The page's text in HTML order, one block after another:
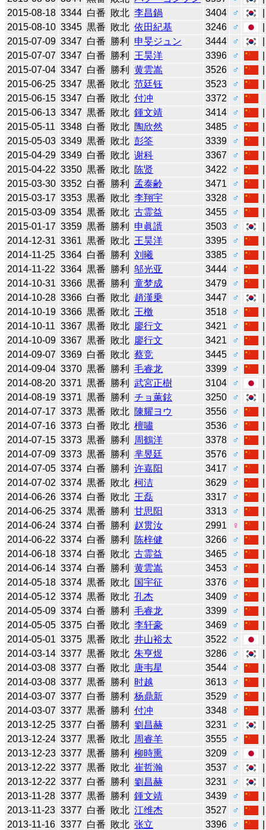
2015-08-18 3344 白番 敗北 李昌鍋 3404 ♂
2015-08-10 3345 黒番 敗北 依田紀基 3246 ♂
2015-07-09 3347 白番 勝利 申旻ジュン 3444 ♂
2015-07-07 3347 白番 勝利 王昊洋 3396 ♂
2015-07-04 3347 白番 勝利 黄雲嵩 3526 ♂
2015-06-25 3347 黒番 敗北 范廷钰 3523 ♂
2015-06-15 3347 白番 敗北 付冲 3372
♂
2015-06-13 3347 黒番 敗北 鍾文靖 3414 ♂
2015-05-11 3348 白番 敗北 陶欣然 3485 ♂
2015-05-03 3349 黒番 敗北 彭筌 3339 ♂
2015-04-29 3349 白番 敗北 谢科 3367 ♂
2015-04-22 3350 黒番 敗北 陈贤 3422 ♂
2015-03-30 3352 白番 勝利 孟泰齢 3471 ♂
2015-03-17 3353 黒番 敗北 李翔宇 3328 ♂
2015-03-09 3354 黒番 敗北 古霊益 3455 ♂
2015-01-17 3359 黒番 勝利 申眞諝 3503 ♂
2014-12-31 3361 黒番 敗北 王昊洋 3395 ♂
2014-11-25 3364 白番 勝利 刘曦 3385 ♂
2014-11-22 3364 黒番 勝利 邬光亚 3444 ♂
2014-10-31 3366 黒番 勝利 童梦成 3479 ♂
2014-10-28 3366 白番 敗北 趙漢乗 3447 ♂
2014-10-19 3366 黒番 敗北 王檄 3518 ♂
2014-10-11 3367 黒番 敗北 廖行文 3421 ♂
2014-10-09 3367 黒番 敗北 廖行文 3421 ♂
2014-09-07 3369 白番 敗北 蔡竞 3445 ♂
2014-09-04 3370 黒番 勝利 毛睿龙 3399 ♂
2014-08-20 3371 黒番 勝利 武宮正樹 3104 ♂
2014-08-19 3371 黒番 勝利 チョ薫鉉 3250 ♂
2014-07-17 3373 黒番 敗北 陳耀ヨウ 3556 ♂
2014-07-16 3373 白番 敗北 檀嘯 3536 ♂
2014-07-15 3373 黒番 勝利 周鶴洋 3378 ♂
2014-07-09 3373 黒番 勝利 芈昱廷 3576 ♂
2014-07-05 3374 白番 勝利 许嘉阳 3417 ♂
2014-07-02 3374 黒番 敗北 柯洁 3629 ♂
2014-06-26 3374 白番 敗北 王磊 3317 ♂
2014-06-25 3374 黒番 勝利 甘思阳 3313 ♂
2014-06-24 3374 白番 勝利 赵贯汝 2991 ♀
2014-06-22 3374 白番 勝利 陈梓健 3266 ♂
2014-06-18 3374 白番 敗北 古霊益 3465 ♂
2014-06-14 3374 白番 勝利 黄雲嵩 3453 ♂
2014-05-18 3374 黒番 敗北 国宇征 3376 ♂
2014-05-12 3374 黒番 敗北 孔杰 3409 ♂
2014-05-09 3374 白番 勝利 毛睿龙 3399 ♂
2014-05-05 3375 白番 敗北 李轩豪 3469 ♂
2014-05-01 3375 黒番 敗北 井山裕太 3522 ♂
2014-03-14 3377 黒番 敗北 朱亨煜 3286 ♂
2014-03-08 3377 白番 敗北 唐韦星 3544 ♂
2014-03-08 3377 黒番 勝利 时越 3613 ♂
2014-03-07 3377 白番 勝利 杨鼎新 3529 ♂
2014-03-07 3377 黒番 勝利 付冲 3348 ♂
2013-12-25 3377 白番 勝利 劉昌赫 3231 ♂
2013-12-24 3377 黒番 敗北 周睿羊 3555 ♂
2013-12-23 3377 黒番 勝利 柳時熏 3209 ♂
2013-12-22 3377 黒番 敗北 崔哲瀚 3537 ♂
2013-12-22 3377 白番 勝利 劉昌赫 3231 ♂
2013-11-28 3377 黒番 勝利 鍾文靖 3439 ♂
2013-11-23 3377 白番 敗北 江维杰 3527 ♂
2013-11-16 3377 白番 敗北 张立 3396 ♂